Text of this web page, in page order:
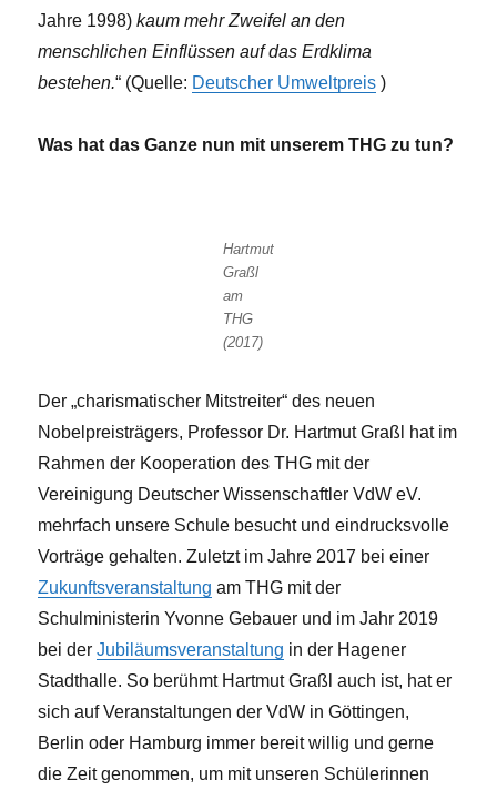
Jahre 1998) kaum mehr Zweifel an den
menschlichen Einflüssen auf das Erdklima
bestehen.“ (Quelle: Deutscher Umweltpreis )
Was hat das Ganze nun mit unserem THG zu tun?
Hartmut
Graßl
am
THG
(2017)
Der „charismatischer Mitstreiter“ des neuen
Nobelpreisträgers, Professor Dr. Hartmut Graßl hat im
Rahmen der Kooperation des THG mit der
Vereinigung Deutscher Wissenschaftler VdW eV.
mehrfach unsere Schule besucht und eindrucksvolle
Vorträge gehalten. Zuletzt im Jahre 2017 bei einer
Zukunftsveranstaltung am THG mit der
Schulministerin Yvonne Gebauer und im Jahr 2019
bei derJubiläumsveranstaltung in der Hagener
Stadthalle. So berühmt Hartmut Graßl auch ist, hat er
sich auf Veranstaltungen der VdW in Göttingen,
Berlin oder Hamburg immer bereit willig und gerne
die Zeit genommen, um mit unseren Schülerinnen